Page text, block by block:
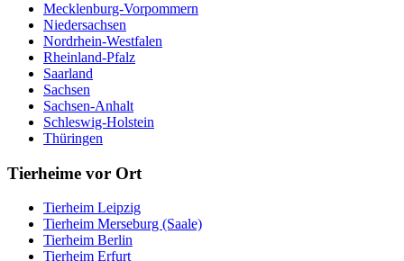
Mecklenburg-Vorpommern
Niedersachsen
Nordrhein-Westfalen
Rheinland-Pfalz
Saarland
Sachsen
Sachsen-Anhalt
Schleswig-Holstein
Thüringen
Tierheime vor Ort
Tierheim Leipzig
Tierheim Merseburg (Saale)
Tierheim Berlin
Tierheim Erfurt